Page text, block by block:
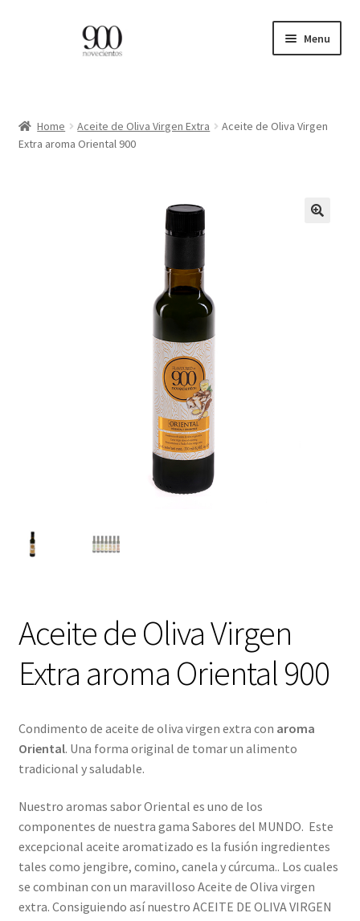
Menu
EN
menu
Home Aceite de Oliva Virgen Extra
Aceite de Oliva Virgen
Extra aroma Oriental 900
Aceite de Oliva Virgen
Extra aroma Oriental 900
Condimento de aceite de oliva virgen extra con aroma
Oriental. Una forma original de tomar un alimento
tradicional y saludable.
Nuestro aromas sabor Oriental es uno de los
componentes de nuestra gama Sabores del MUNDO. Este
excepcional aceite aromatizado es la fusión ingredientes
tales como jengibre, comino, canela y cúrcuma.. Los cuales
se combinan con un maravilloso Aceite de Oliva virgen
extra. Consiguiendo así nuestro ACEITE DE OLIVA VIRGEN